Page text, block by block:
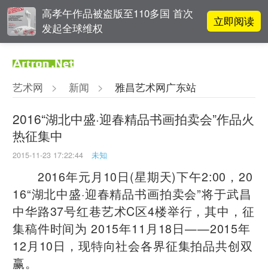
高孝午作品被盗版至110多国 首次
发起全球维权
立即阅读
破界与归真
阿拉里奥画廊上海转型：为何要成
为策展式艺术商业综合体？
翟莫梵：绘画少年的广阔天空
艺术网 > 新闻 > 雅昌艺术网广东站
2016“湖北中盛·迎春精品书画拍卖会”作品火
热征集中
2015-11-23 17:22:44 未知
2016年元月10日(星期天)下午2:00，20
16“湖北中盛·迎春精品书画拍卖会”将于武昌
中华路37号红巷艺术C区4楼举行，其中，征
集稿件时间为 2015年11月18日——2015年
12月10日，现特向社会各界征集拍品共创双
赢。